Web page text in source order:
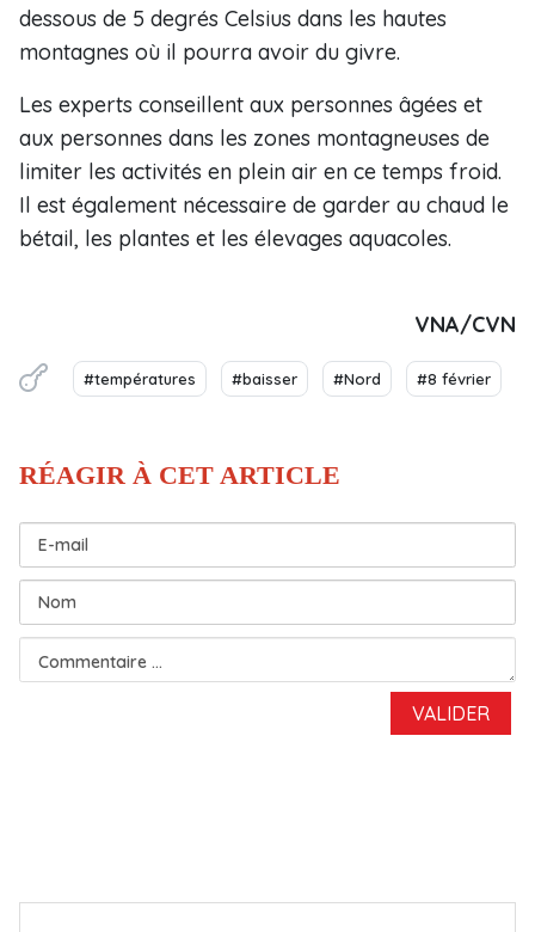
dessous de 5 degrés Celsius dans les hautes
montagnes où il pourra avoir du givre.
Les experts conseillent aux personnes âgées et
aux personnes dans les zones montagneuses de
limiter les activités en plein air en ce temps froid.
Il est également nécessaire de garder au chaud le
bétail, les plantes et les élevages aquacoles.
VNA/CVN
#températures #baisser #Nord #8 février